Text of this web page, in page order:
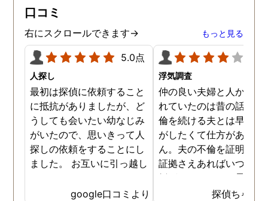
口コミ
右にスクロールできます→ もっと見る
5.0点
人探し
最初は探偵に依頼すること
に抵抗がありましたが、ど
うしても会いたい幼なじみ
がいたので、思いきって人
探しの依頼をすることにし
ました。 お互いに引っ越し
いる情報も少なかったの
google口コミより
浮気調査
仲の良い夫婦と人から言
れていたのは昔の話で、
倫を続ける夫とは早く離
がしたくて仕方がありま
ん。夫の不倫を証明でき
証拠さえあればいつでも
婚ができるのにと愚痴を
ぼしていると、姉が探偵
探偵ちゃん